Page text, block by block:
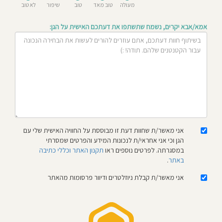
מעולה טוב מאד טוב
שיפור
לא טוב
אמא/אבא יקרים, נשמח שתשתפו את דעתכם האישית על הגן:
אני מאשר/ת שחוות דעת זו מבוססת על החוויה האישית שלי עם
הגן וכי אני אחראי/ת לנכונות המידע והפרטים שמסרתי
במסגרתה. לפרטים נוספים ראו תקנון האתר וכללי כתיבה
באתר.
אני מאשר/ת קבלת ניוזלטרים ודיוור פרסומות מהאתר